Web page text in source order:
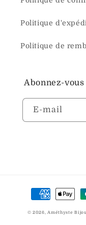
Politique
Politique de
Abonnez-
E-mail
Moyens
de
paiement
© 2026,Améthyste